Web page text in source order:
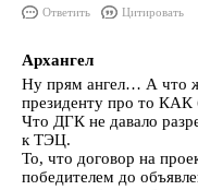
Ответить Цитировать
Архангел
Ну прям ангел… А что
президенту про то КАК
Что ДГК не давало
к ТЭЦ.
То, что договор на
победителем до